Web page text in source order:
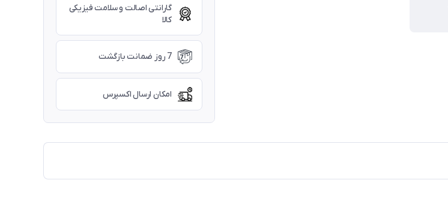
گارانتی اصالت و سلامت فیزیکی
کالا
7 روز ضمانت بازگشت
امکان ارسال اکسپرس